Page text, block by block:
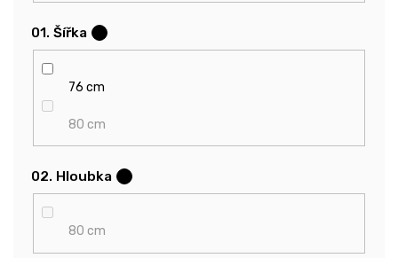
01. Šířka
76 cm
80 cm
02. Hloubka
80 cm